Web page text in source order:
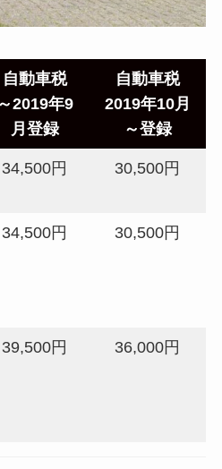
自動車税
～2019年9
月登録
自動車税
2019年10月
～登録
34,500円 30,500円
34,500円 30,500円
39,500円 36,000円